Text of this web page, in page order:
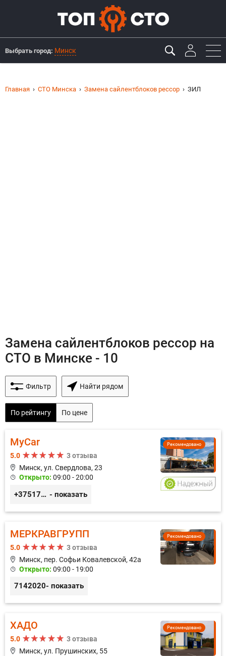
Выбрать город: Минск
Главная СТО Минска Замена сайлентблоков рессор ЗИЛ
Замена сайлентблоков рессор на
СТО в Минске - 10
Фильтр Найти рядом
По рейтингу По цене
Рекомендовано
MyCar
5.0
3 отзыва
Минск, ул. Свердлова, 23
Открыто: 09:00 - 20:00
+375173212443 - показать
Рекомендовано
МЕРКРАВГРУПП
5.0
3 отзыва
Минск, пер. Софьи Ковалевской, 42а
Открыто: 09:00 - 19:00
7142020- показать
Рекомендовано
ХАДО
5.0
3 отзыва
Минск, ул. Прушинских, 55